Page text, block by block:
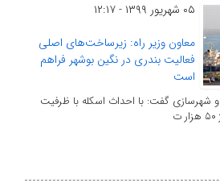
۰۵ شهریور ۱۳۹۹ - ۱۲:۱۷
معاون وزیر راه: زیرساخت‌های اصلی
فعالیت بندری در نگین بوشهر فراهم
است
و شهرسازی گفت: با احداث اسکله با ظرفیت